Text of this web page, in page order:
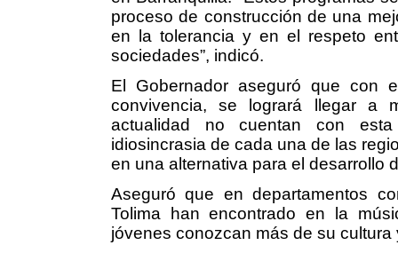
proceso de construcción de una
en la tolerancia y en el respeto
sociedades”, indicó.
El Gobernador aseguró que con
convivencia, se logrará llegar a
actualidad no cuentan con
idiosincrasia de cada una de las
en una alternativa para el desarrollo
Aseguró que en departamentos
Tolima han encontrado en la
jóvenes conozcan más de su cultura